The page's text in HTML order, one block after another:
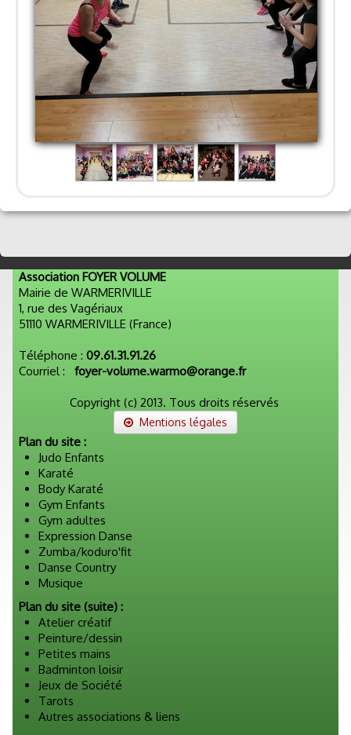
Association FOYER VOLUME
Mairie de WARMERIVILLE
1, rue des Vagériaux
51110 WARMERIVILLE (France)
Téléphone : 09.61.31.91.26
Courriel : foyer-volume.warmo@orange.fr
Copyright (c) 2013. Tous droits réservés
Mentions légales
Plan du site :
Judo Enfants
Karaté
Body Karaté
Gym Enfants
Gym adultes
Expression Danse
Zumba/koduro'fit
Danse Country
Musique
Plan du site (suite) :
Atelier créatif
Peinture/dessin
Petites mains
Badminton loisir
Jeux de Société
Tarots
Autres associations & liens